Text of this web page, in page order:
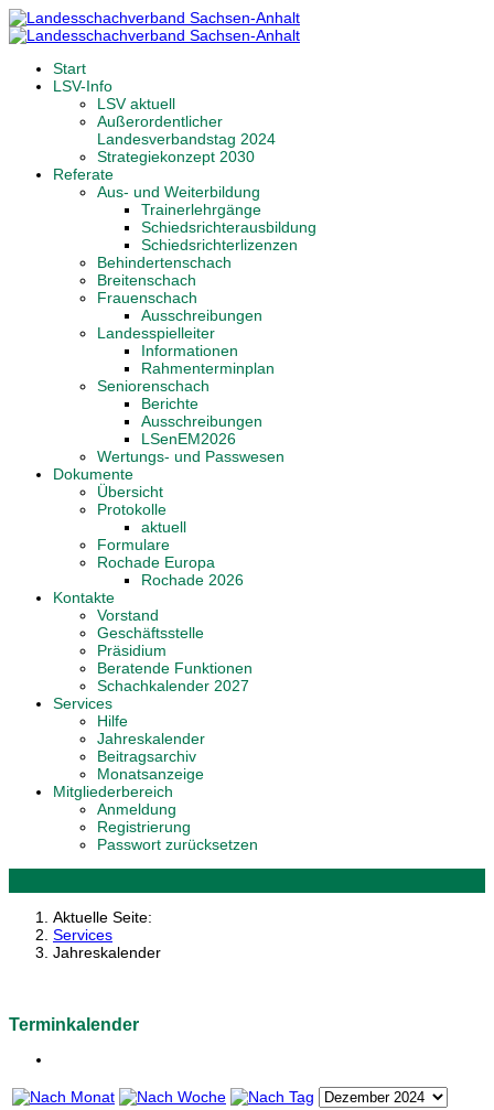
Start
LSV-Info
LSV aktuell
Außerordentlicher
Landesverbandstag 2024
Strategiekonzept 2030
Referate
Aus- und Weiterbildung
Trainerlehrgänge
Schiedsrichterausbildung
Schiedsrichterlizenzen
Behindertenschach
Breitenschach
Frauenschach
Ausschreibungen
Landesspielleiter
Informationen
Rahmenterminplan
Seniorenschach
Berichte
Ausschreibungen
LSenEM2026
Wertungs- und Passwesen
Dokumente
Übersicht
Protokolle
aktuell
Formulare
Rochade Europa
Rochade 2026
Kontakte
Vorstand
Geschäftsstelle
Präsidium
Beratende Funktionen
Schachkalender 2027
Services
Hilfe
Jahreskalender
Beitragsarchiv
Monatsanzeige
Mitgliederbereich
Anmeldung
Registrierung
Passwort zurücksetzen
Aktuelle Seite:
Services
Jahreskalender
Terminkalender